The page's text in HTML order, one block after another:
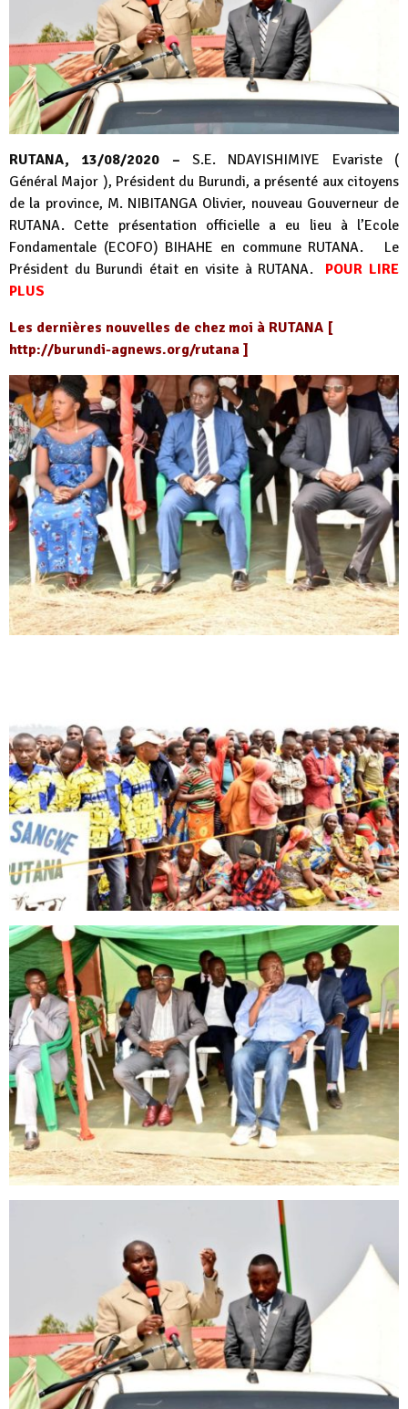
RUTANA, 13/08/2020 – S.E. NDAYISHIMIYE Evariste (
Général Major ), Président du Burundi, a présenté aux citoyens
de la province, M. NIBITANGA Olivier, nouveau Gouverneur de
RUTANA. Cette présentation officielle a eu lieu à l’Ecole
Fondamentale (ECOFO) BIHAHE en commune RUTANA. Le
Président du Burundi était en visite à RUTANA.
POUR LIRE
PLUS
Les dernières nouvelles de chez moi à RUTANA [
http://burundi-agnews.org/rutana ]